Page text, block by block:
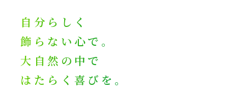
自分らしく
飾らない心で。
大自然の中で
はたらく喜びを。